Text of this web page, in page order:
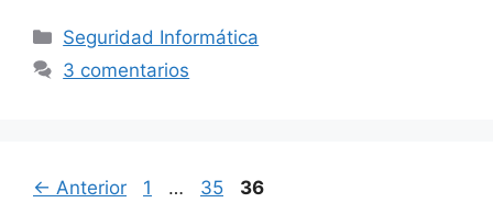
Categorías
Seguridad Informática
3 comentarios
← Anterior Página
1 … Página
35 Página
36